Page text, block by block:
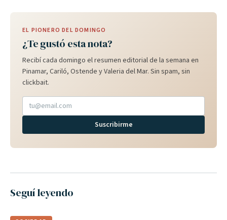
EL PIONERO DEL DOMINGO
¿Te gustó esta nota?
Recibí cada domingo el resumen editorial de la semana en
Pinamar, Cariló, Ostende y Valeria del Mar. Sin spam, sin
clickbait.
Suscribirme
Seguí leyendo